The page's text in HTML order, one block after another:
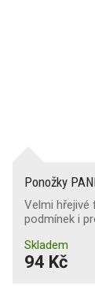
Ponožky
Velmi hřejivé
podmínek i
Skladem
94 Kč